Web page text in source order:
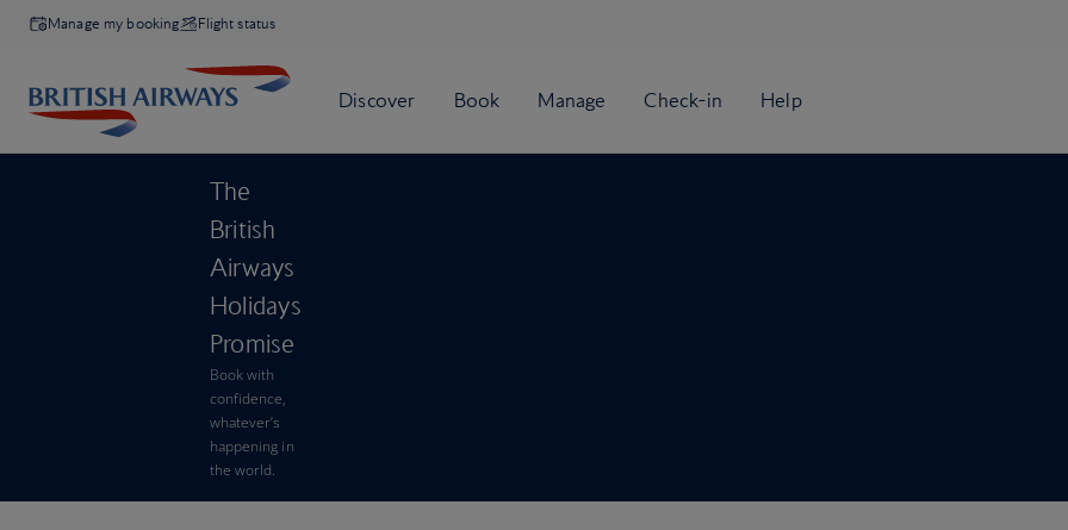
Manage my booking Flight status
The
British
Airways
Holidays
Promise
Book with
confidence,
whatever’s
happening in
the world.